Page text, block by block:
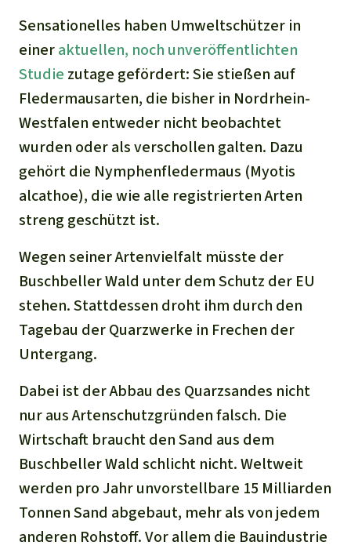
Sensationelles haben Umweltschützer in
eineraktuellen, noch unveröffentlichten
Studie zutage gefördert: Sie stießen auf
Fledermausarten, die bisher in Nordrhein-
Westfalen entweder nicht beobachtet
wurden oder als verschollen galten. Dazu
gehört die Nymphenfledermaus (Myotis
alcathoe), die wie alle registrierten Arten
streng geschützt ist.
Wegen seiner Artenvielfalt müsste der
Buschbeller Wald unter dem Schutz der EU
stehen. Stattdessen droht ihm durch den
Tagebau der Quarzwerke in Frechen der
Untergang.
Dabei ist der Abbau des Quarzsandes nicht
nur aus Artenschutzgründen falsch. Die
Wirtschaft braucht den Sand aus dem
Buschbeller Wald schlicht nicht. Weltweit
werden pro Jahr unvorstellbare 15 Milliarden
Tonnen Sand abgebaut, mehr als von jedem
anderen Rohstoff. Vor allem die Bauindustrie